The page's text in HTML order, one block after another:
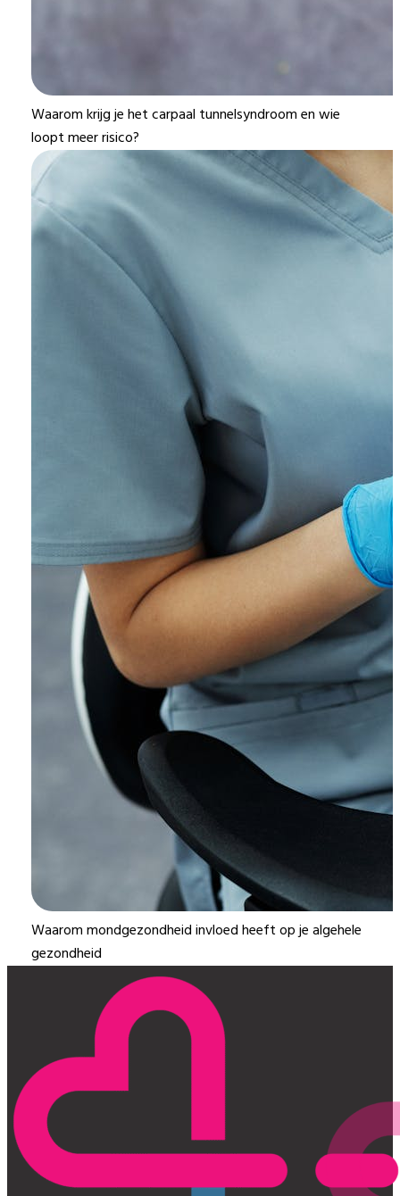
Waarom krijg je het carpaal tunnelsyndroom en wie
loopt meer risico?
Waarom mondgezondheid invloed heeft op je algehele
gezondheid